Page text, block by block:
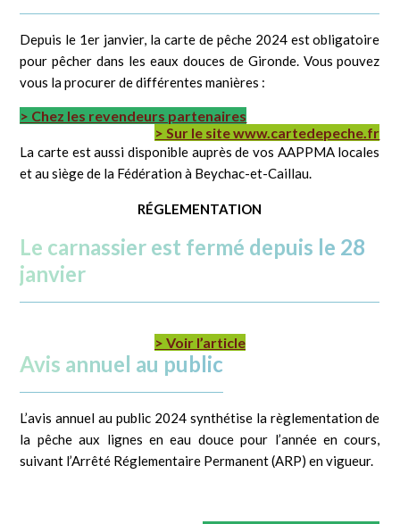
Depuis le 1er janvier, la carte de pêche 2024 est obligatoire
pour pêcher dans les eaux douces de Gironde. Vous pouvez
vous la procurer de différentes manières :
> Chez les revendeurs partenaires
> Sur le site www.cartedepeche.fr
La carte est aussi disponible auprès de vos AAPPMA locales
et au siège de la Fédération à Beychac-et-Caillau.
RÉGLEMENTATION
Le carnassier est fermé depuis le 28
janvier
> Voir l’article
Avis annuel au public
L’avis annuel au public 2024 synthétise la règlementation de
la pêche aux lignes en eau douce pour l’année en cours,
suivant l’Arrêté Réglementaire Permanent (ARP) en vigueur.